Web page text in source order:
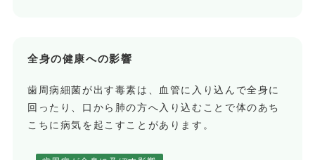
全身の健康への影響
歯周病細菌が出す毒素は、血管に入り込んで全身に
回ったり、口から肺の方へ入り込むことで体のあち
こちに病気を起こすことがあります。